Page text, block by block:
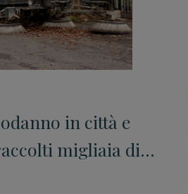
in città e
migliaia di
a recupero